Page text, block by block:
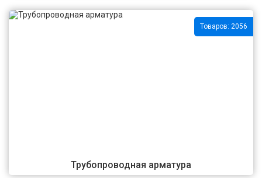
Трубопроводная арматура
Товаров: 2056